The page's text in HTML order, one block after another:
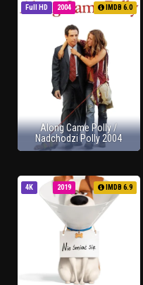
Full HD 2004 IMDB 6.0
Along Came Polly /
Nadchodzi Polly 2004
4K 2019 IMDB 6.9